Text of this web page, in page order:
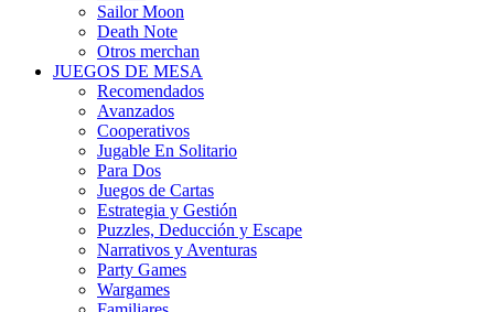
Sailor Moon
Death Note
Otros merchan
JUEGOS DE MESA
Recomendados
Avanzados
Cooperativos
Jugable En Solitario
Para Dos
Juegos de Cartas
Estrategia y Gestión
Puzzles, Deducción y Escape
Narrativos y Aventuras
Party Games
Wargames